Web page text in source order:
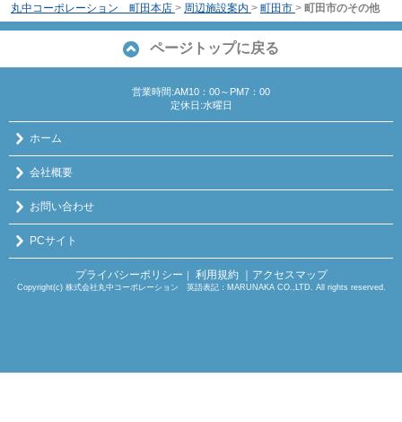
丸中コーポレーション 町田本店 > 周辺施設案内 > 町田市 > 町田市のその他
ページトップに戻る
営業時間:AM10：00～PM7：00
定休日:水曜日
ホーム
会社概要
お問い合わせ
PCサイト
プライバシーポリシー ｜ 利用規約 ｜アクセスマップ
Copyright(c) 株式会社丸中コーポレーション 英語表記：MARUNAKA CO.,LTD. All rights reserved.